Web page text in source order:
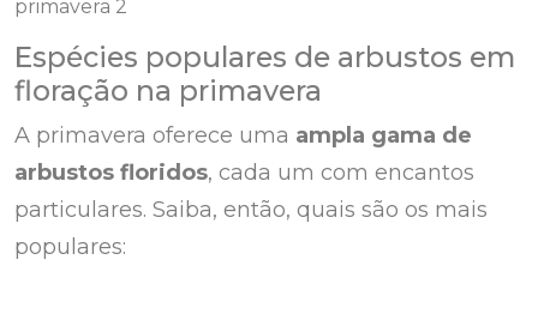
Espécies populares de arbustos em
floração na primavera
A primavera oferece uma ampla gama de
arbustos floridos, cada um com encantos
particulares. Saiba, então, quais são os mais
populares: